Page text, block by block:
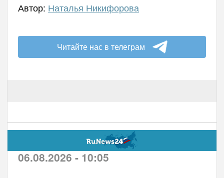
Автор: Наталья Никифорова
Читайте нас в телеграм
06.08.2026 - 10:05